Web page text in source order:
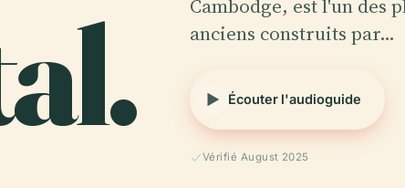
Cambodge, est l'un des
anciens construits par…
Écouter l'audioguide
Vérifié August 2025